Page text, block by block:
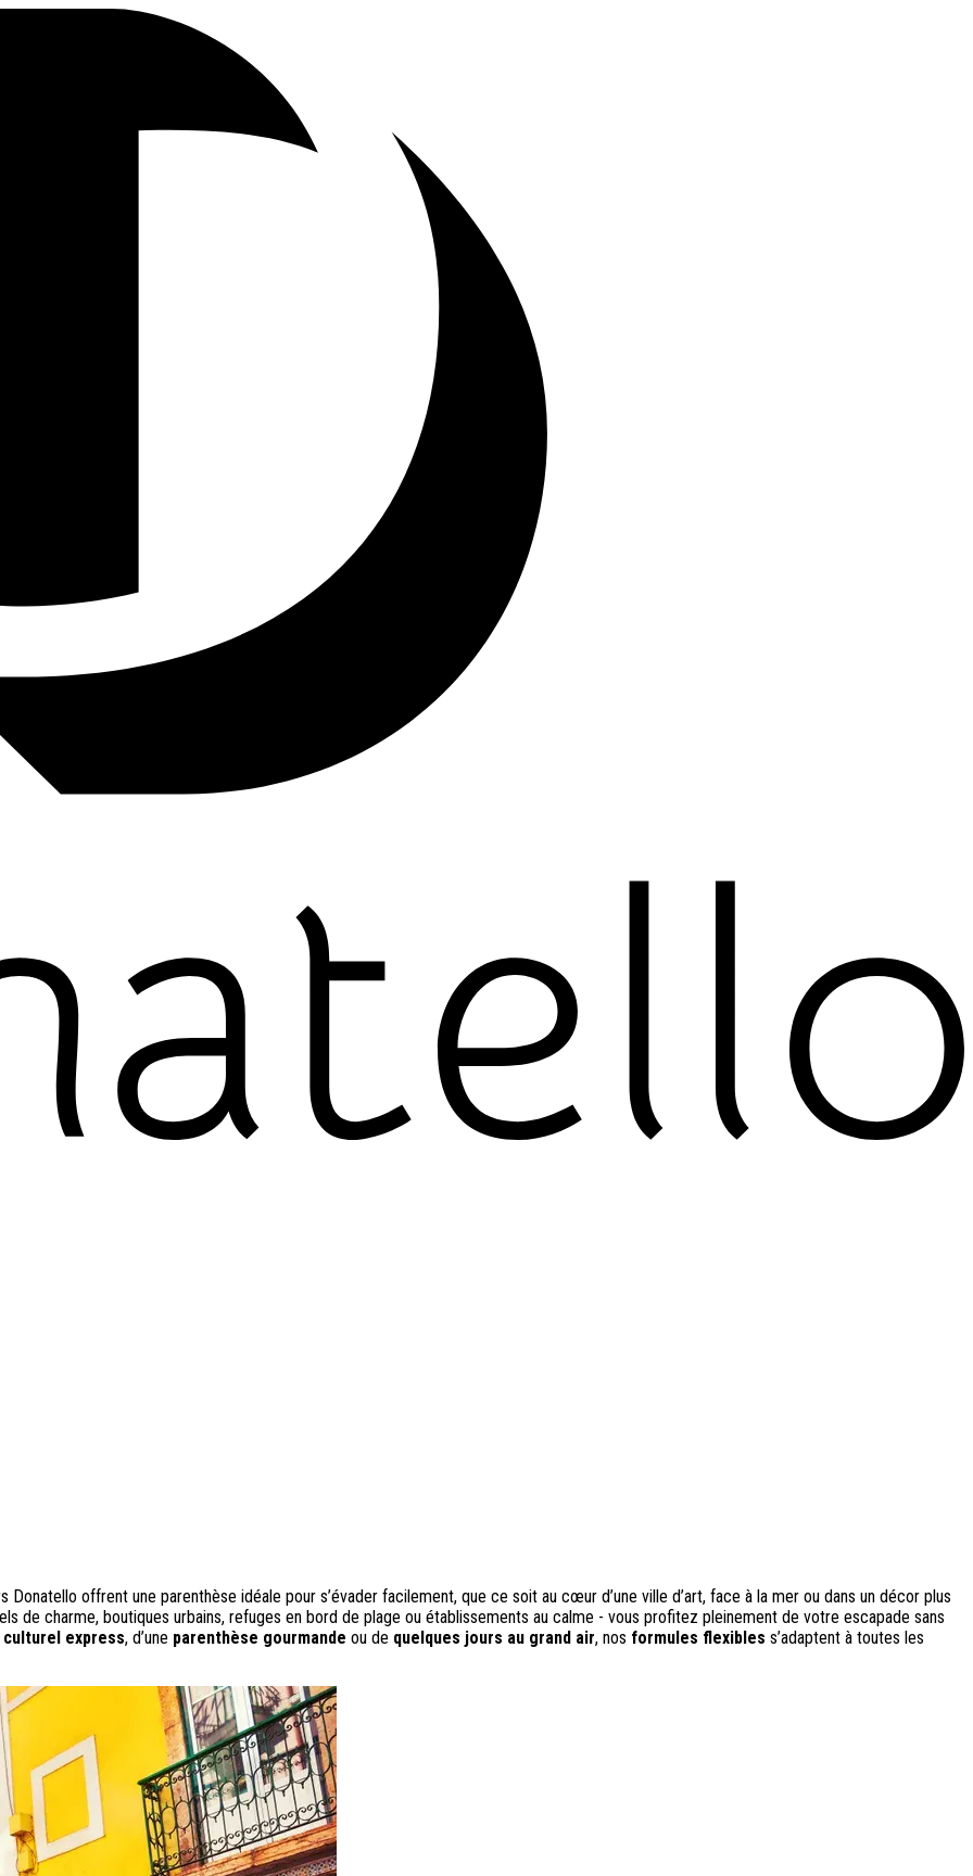
offrent une parenthèse idéale pour s’évader facilement, que ce soit au cœur d’une ville d’art, face à la mer ou dans un décor plus
de charme, boutiques urbains, refuges en bord de plage ou établissements au calme - vous profitez pleinement de votre escapade sans
express, d’une parenthèse gourmande ou de quelques jours au grand air, nos formules flexibles s’adaptent à toutes les